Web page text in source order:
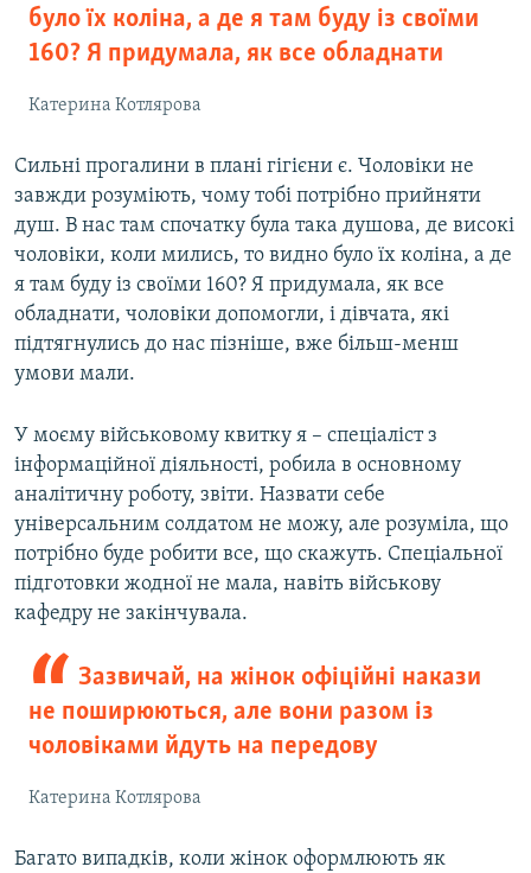
було їх коліна, а де я там буду із своїми
160? Я придумала, як все обладнати
Катерина Котлярова
Сильні прогалини в плані гігієни є. Чоловіки не
завжди розуміють, чому тобі потрібно прийняти
душ. В нас там спочатку була така душова, де високі
чоловіки, коли мились, то видно було їх коліна, а де
я там буду із своїми 160? Я придумала, як все
обладнати, чоловіки допомогли, і дівчата, які
підтягнулись до нас пізніше, вже більш-менш
умови мали.
У моєму військовому квитку я – спеціаліст з
інформаційної діяльності, робила в основному
аналітичну роботу, звіти. Назвати себе
універсальним солдатом не можу, але розуміла, що
потрібно буде робити все, що скажуть. Спеціальної
підготовки жодної не мала, навіть військову
кафедру не закінчувала.
Зазвичай, на жінок офіційні накази
не поширюються, але вони разом із
чоловіками йдуть на передову
Катерина Котлярова
Багато випадків, коли жінок оформлюють як